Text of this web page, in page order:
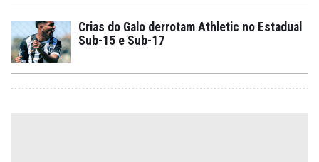
Crias do Galo derrotam Athletic no Estadual
Sub-15 e Sub-17